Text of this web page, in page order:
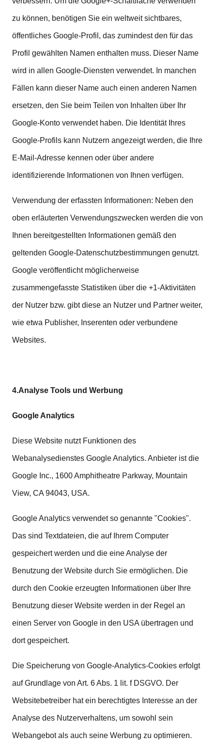
zu können, benötigen Sie ein weltweit sichtbares,
öffentliches Google-Profil, das zumindest den für das
Profil gewählten Namen enthalten muss. Dieser Name
wird in allen Google-Diensten verwendet. In manchen
Fällen kann dieser Name auch einen anderen Namen
ersetzen, den Sie beim Teilen von Inhalten über Ihr
Google-Konto verwendet haben. Die Identität Ihres
Google-Profils kann Nutzern angezeigt werden, die Ihre
E-Mail-Adresse kennen oder über andere
identifizierende Informationen von Ihnen verfügen.
Verwendung der erfassten Informationen: Neben den
oben erläuterten Verwendungszwecken werden die von
Ihnen bereitgestellten Informationen gemäß den
geltenden Google-Datenschutzbestimmungen genutzt.
Google veröffentlicht möglicherweise
zusammengefasste Statistiken über die +1-Aktivitäten
der Nutzer bzw. gibt diese an Nutzer und Partner weiter,
wie etwa Publisher, Inserenten oder verbundene
Websites.
4.Analyse Tools und Werbung
Google Analytics
Diese Website nutzt Funktionen des
Webanalysedienstes Google Analytics. Anbieter ist die
Google Inc., 1600 Amphitheatre Parkway, Mountain
View, CA 94043, USA.
Google Analytics verwendet so genannte "Cookies".
Das sind Textdateien, die auf Ihrem Computer
gespeichert werden und die eine Analyse der
Benutzung der Website durch Sie ermöglichen. Die
durch den Cookie erzeugten Informationen über Ihre
Benutzung dieser Website werden in der Regel an
einen Server von Google in den USA übertragen und
dort gespeichert.
Die Speicherung von Google-Analytics-Cookies erfolgt
auf Grundlage von Art. 6 Abs. 1 lit. f DSGVO. Der
Websitebetreiber hat ein berechtigtes Interesse an der
Analyse des Nutzerverhaltens, um sowohl sein
Webangebot als auch seine Werbung zu optimieren.